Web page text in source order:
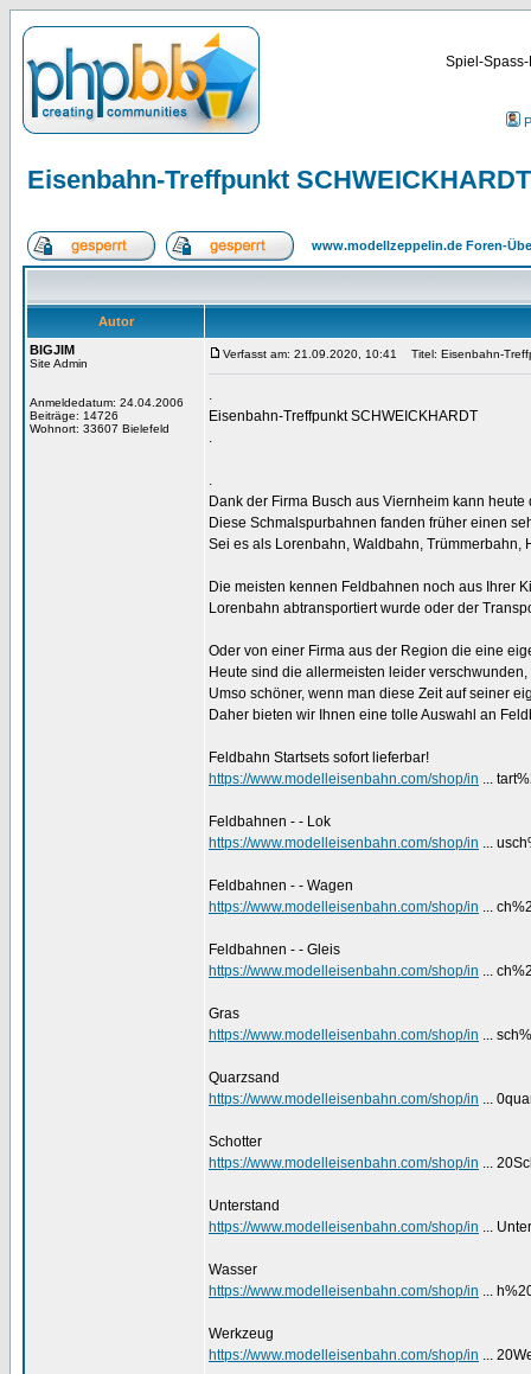
Spiel-
Eisenbahn-Treffpunkt SCHWEICKHARDT
www.modellzeppelin.de Foren-
Autor
BIGJIM
Site Admin
Anmeldedatum: 24.04.2006
Beiträge: 14726
Wohnort: 33607 Bielefeld
Verfasst am: 21.09.2020, 10:41 Titel: Eisenbahn-
.
Eisenbahn-Treffpunkt SCHWEICKHARDT
.
.
Dank der Firma Busch aus Viernheim kann
Diese Schmalspurbahnen fanden früher einen
Sei es als Lorenbahn, Waldbahn, Trümmerbahn,
Die meisten kennen Feldbahnen noch aus Ihrer
Lorenbahn abtransportiert wurde oder der
Oder von einer Firma aus der Region die eine
Heute sind die allermeisten leider
Umso schöner, wenn man diese Zeit auf seiner
Daher bieten wir Ihnen eine tolle Auswahl an
Feldbahn Startsets sofort lieferbar!
https://www.modelleisenbahn.com/shop/in ...
Feldbahnen - - Lok
https://www.modelleisenbahn.com/shop/in ...
Feldbahnen - - Wagen
https://www.modelleisenbahn.com/shop/in ...
Feldbahnen - - Gleis
https://www.modelleisenbahn.com/shop/in ...
Gras
https://www.modelleisenbahn.com/shop/in ...
Quarzsand
https://www.modelleisenbahn.com/shop/in ...
Schotter
https://www.modelleisenbahn.com/shop/in ...
Unterstand
https://www.modelleisenbahn.com/shop/in ...
Wasser
https://www.modelleisenbahn.com/shop/in ...
Werkzeug
https://www.modelleisenbahn.com/shop/in ...